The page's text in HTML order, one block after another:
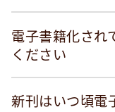
電子書籍化され
ください
新刊はいつ頃電